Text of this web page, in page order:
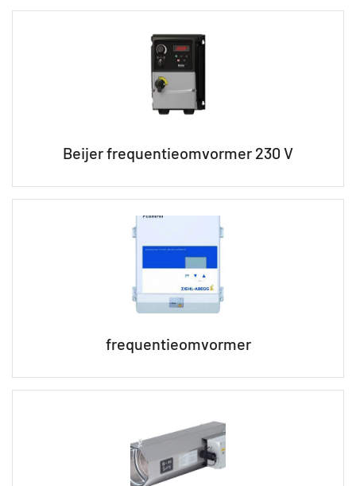
Beijer frequentieomvormer 230 V
frequentieomvormer